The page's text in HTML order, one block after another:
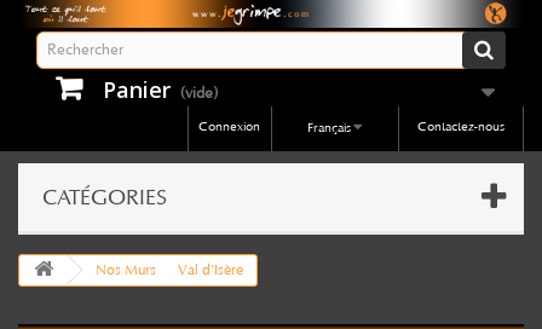
Panier (vide)
Contactez-nous
Français
Connexion
CATÉGORIES
Nos Murs Val d'Isère